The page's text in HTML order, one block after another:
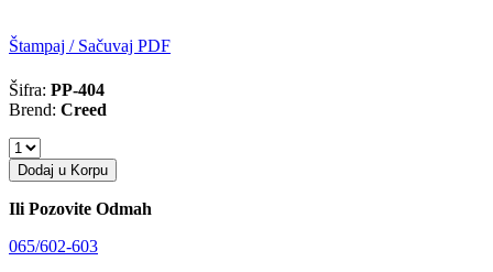
Štampaj / Sačuvaj PDF
Šifra: PP-404
Brend: Creed
Dodaj u Korpu
Ili Pozovite Odmah
065/602-603